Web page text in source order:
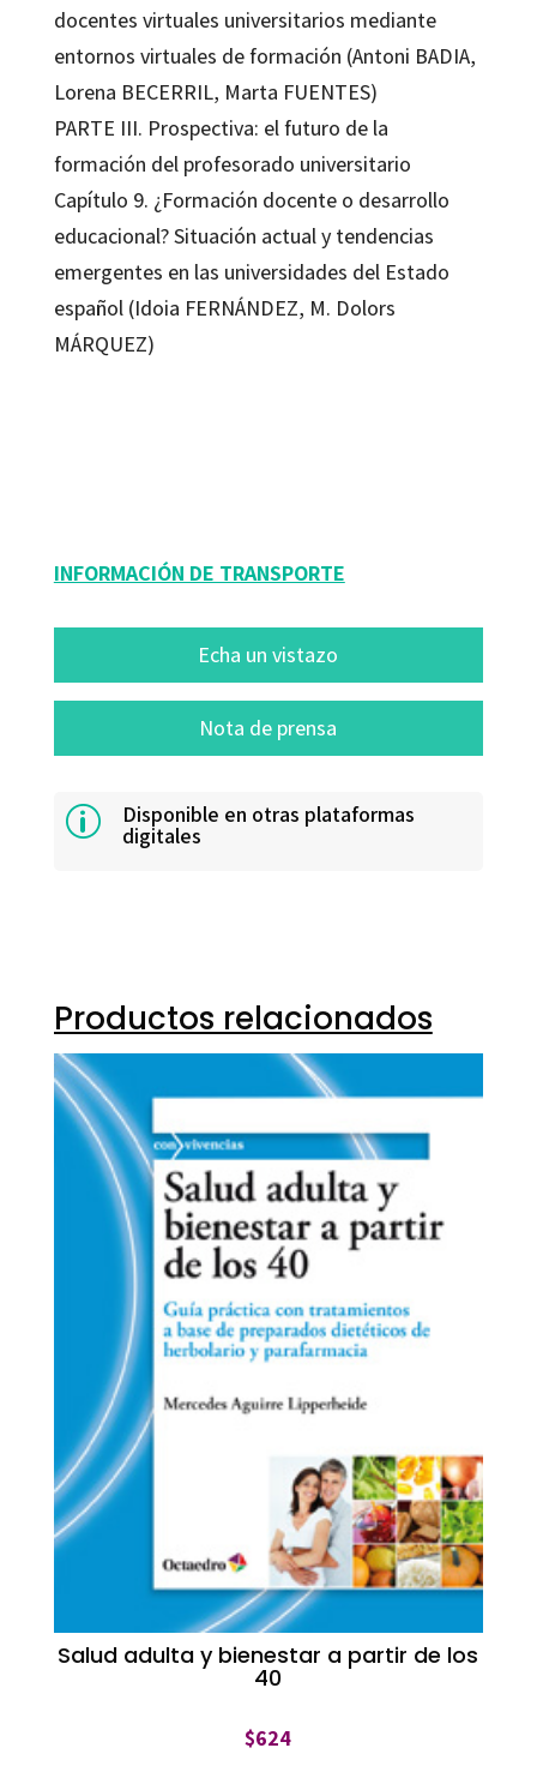
docentes virtuales universitarios mediante
entornos virtuales de formación (Antoni BADIA,
Lorena BECERRIL, Marta FUENTES)
PARTE III. Prospectiva: el futuro de la
formación del profesorado universitario
Capítulo 9. ¿Formación docente o desarrollo
educacional? Situación actual y tendencias
emergentes en las universidades del Estado
español (Idoia FERNÁNDEZ, M. Dolors
MÁRQUEZ)
INFORMACIÓN DE TRANSPORTE
Echa un vistazo
Nota de prensa
p Disponible en otras plataformas
digitales
Productos relacionados
Salud adulta y bienestar a partir de los
40
$624